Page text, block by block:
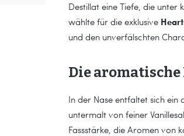
Destillat eine Tiefe, die
wählte für die exklusive
und den unverfälschten
Die
In der Nase entfaltet sich ein
untermalt von feiner
Fassstärke, die Aromen von